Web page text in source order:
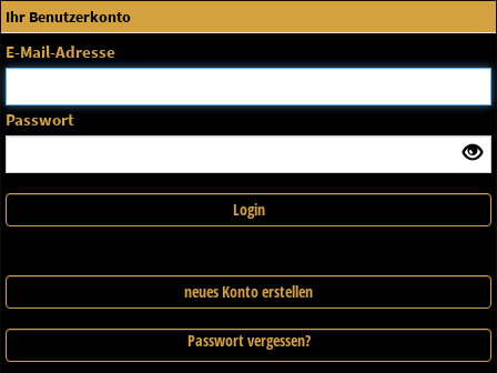
System Meldung
Die gewählte Vorstellung wurde nicht gefunden
Ihr Benutzerkonto
E-Mail-Adresse
Passwort
Login
neues Konto erstellen
Passwort vergessen?